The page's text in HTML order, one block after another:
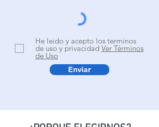
He leido y acepto los terminos
de uso y privacidad Ver Términos
de Uso
Enviar